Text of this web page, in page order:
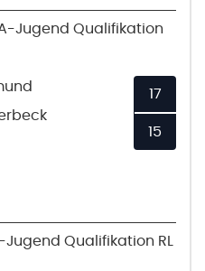
Jugend Qualifikation
17
15
Qualifikation RL